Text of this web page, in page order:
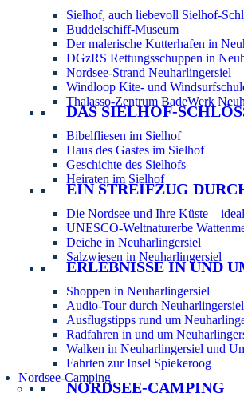
Sielhof, auch liebevoll Sielhof-
Buddelschiff-Museum
Der malerische Kutterhafen in
DGzRS Rettungsschuppen in
Nordsee-Strand Neuharlingersiel
Windloop Kite- und
Thalasso-Zentrum BadeWerk
DAS SIELHOF-
Bibelfliesen im Sielhof
Haus des Gastes im Sielhof
Geschichte des Sielhofs
Heiraten im Sielhof
EIN STREIFZUG
Die Nordsee und Ihre Küste –
UNESCO-Weltnaturerbe
Deiche in Neuharlingersiel
Salzwiesen in Neuharlingersiel
ERLEBNISSE IN UND
Shoppen in Neuharlingersiel
Audio-Tour durch Neuharlingersiel
Ausflugstipps rund um
Radfahren in und um
Walken in Neuharlingersiel und
Fahrten zur Insel Spiekeroog
Nordsee-Camping
NORDSEE-CAMPING